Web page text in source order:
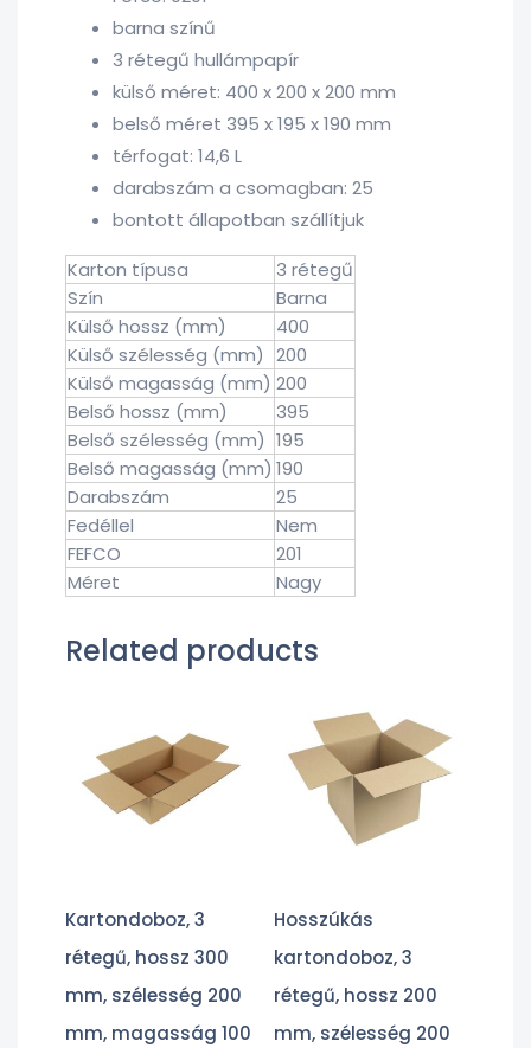
barna színű
3 rétegű hullámpapír
külső méret: 400 x 200 x 200 mm
belső méret 395 x 195 x 190 mm
térfogat: 14,6 L
darabszám a csomagban: 25
bontott állapotban szállítjuk
Karton típusa
3 rétegű
Szín
Barna
Külső hossz (mm)
400
Külső szélesség (mm) 200
Külső magasság (mm) 200
Belső hossz (mm)
395
Belső szélesség (mm) 195
Belső magasság (mm) 190
Darabszám
25
Fedéllel
Nem
FEFCO
201
Méret
Nagy
Related products
Kartondoboz, 3
rétegű, hossz 300
mm, szélesség 200
mm, magasság 100
Hosszúkás
kartondoboz, 3
rétegű, hossz 200
mm, szélesség 200